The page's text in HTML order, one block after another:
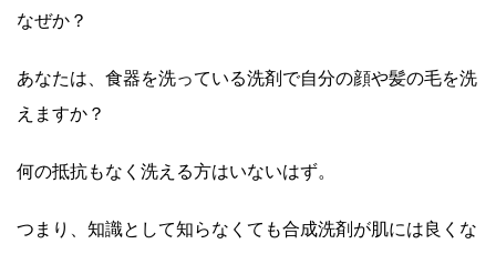
なぜか？
あなたは、食器を洗っている洗剤で自分の顔や髪の毛を洗
えますか？
何の抵抗もなく洗える方はいないはず。
つまり、知識として知らなくても合成洗剤が肌には良くな